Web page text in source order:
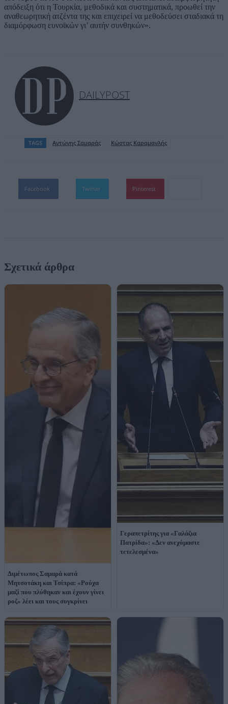
απόδειξη ότι η Τουρκία, μεθοδικά και συστηματικά, προωθεί την
αναθεωρητική ατζέντα της και επιχειρεί να μεθοδεύσει σταδιακά τη
διαμόρφωση ευνοϊκών γι’ αυτήν συνθηκών».
DAILYPOST
TAGS Αντώνης Σαμαράς Κώστας Καραμανλής
Facebook Twitter Pinterest
Σχετικά άρθρα
Διμέτωπος Σαμαρά κατά
Μητσοτάκη και Τσίπρα: «Ρούχα
μαζί που πλύθηκαν και έχουν γίνει
ροζ» λέει και τους συγκρίνει
Γεραπετρίτης για «Γαλάζια
Πατρίδα»: «Δεν ανεχόμαστε
τετελεσμένα»